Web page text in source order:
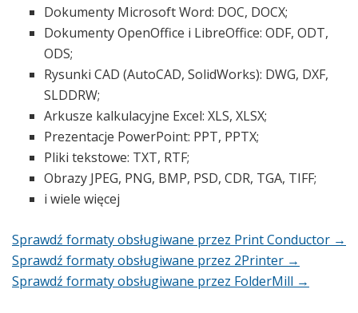
Dokumenty Microsoft Word: DOC, DOCX;
Dokumenty OpenOffice i LibreOffice: ODF, ODT,
ODS;
Rysunki CAD (AutoCAD, SolidWorks): DWG, DXF,
SLDDRW;
Arkusze kalkulacyjne Excel: XLS, XLSX;
Prezentacje PowerPoint: PPT, PPTX;
Pliki tekstowe: TXT, RTF;
Obrazy JPEG, PNG, BMP, PSD, CDR, TGA, TIFF;
i wiele więcej
Sprawdź formaty obsługiwane przez Print Conductor →
Sprawdź formaty obsługiwane przez 2Printer →
Sprawdź formaty obsługiwane przez FolderMill →